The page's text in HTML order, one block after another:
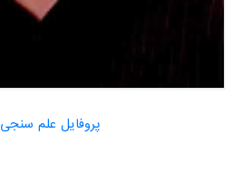
پروفایل علم سنجی